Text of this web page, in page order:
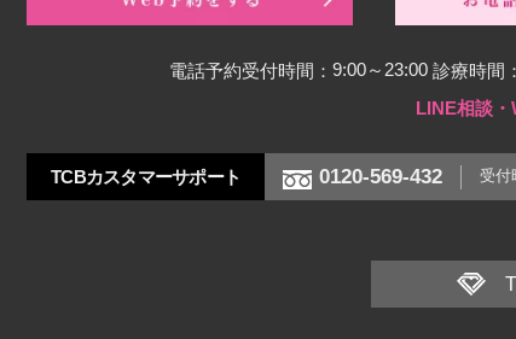
電話予約受付時間： 9:00～23:00 診療時間：
LINE相談
TCBカスタマーサポート 0120-569-432 受付